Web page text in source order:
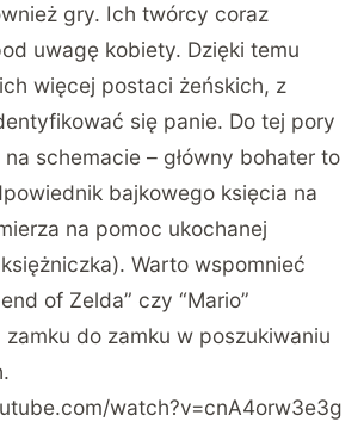
gry. Ich twórcy coraz
uwagę kobiety. Dzięki temu
więcej postaci żeńskich, z
się panie. Do tej pory
schemacie – główny bohater to
bajkowego księcia na
na pomoc ukochanej
Warto wspomnieć
of Zelda” czy “Mario”
do zamku w poszukiwaniu
watch?v=cnA4orw3e3g